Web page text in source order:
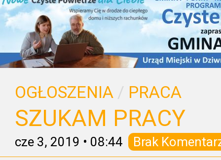
OGŁOSZENIA / PRACA
SZUKAM PRACY
cze 3, 2019 • 08:44 Brak